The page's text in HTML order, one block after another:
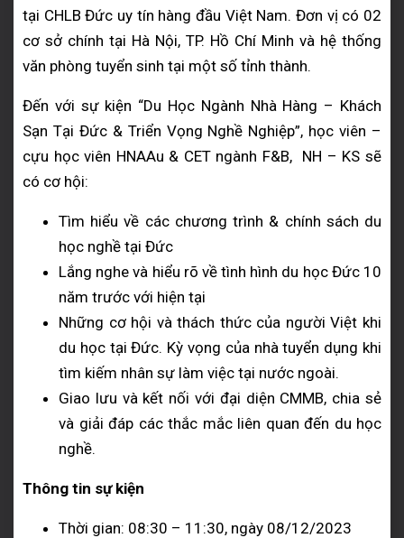
tại CHLB Đức uy tín hàng đầu Việt Nam. Đơn vị có 02
cơ sở chính tại Hà Nội, TP. Hồ Chí Minh và hệ thống
văn phòng tuyển sinh tại một số tỉnh thành.
Đến với sự kiện “Du Học Ngành Nhà Hàng – Khách
Sạn Tại Đức & Triển Vọng Nghề Nghiệp”, học viên –
cựu học viên HNAAu & CET ngành F&B, NH – KS sẽ
có cơ hội:
Tìm hiểu về các chương trình & chính sách du
học nghề tại Đức
Lắng nghe và hiểu rõ về tình hình du học Đức 10
năm trước với hiện tại
Những cơ hội và thách thức của người Việt khi
du học tại Đức. Kỳ vọng của nhà tuyển dụng khi
tìm kiếm nhân sự làm việc tại nước ngoài.
Giao lưu và kết nối với đại diện CMMB, chia sẻ
và giải đáp các thắc mắc liên quan đến du học
nghề.
Thông tin sự kiện
Thời gian: 08:30 – 11:30, ngày 08/12/2023